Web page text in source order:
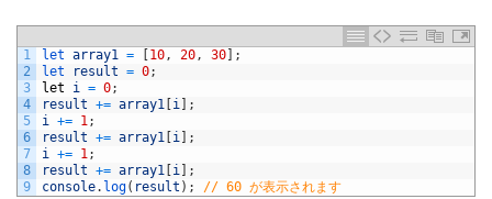
1
2
3
4
5
6
7
8
9
let array1 = 10, 20, 30
;
let
result = 0;
let
i = 0;
result += array1 i
;
i += 1;
result += array1 i
;
i += 1;
result += array1 i
;
console. log( result ) ; // 60 が表示されます